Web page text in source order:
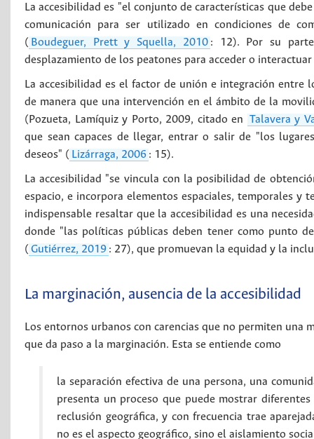
La accesibilidad es "el conjunto de características que
comunicación para ser utilizado en condiciones de
( Boudeguer, Prett y Squella, 2010 : 12). Por su
desplazamiento de los peatones para acceder o
La accesibilidad es el factor de unión e integración
de manera que una intervención en el ámbito de la
(Pozueta, Lamíquiz y Porto, 2009, citado en Talavera y
que sean capaces de llegar, entrar o salir de "los
deseos" ( Lizárraga, 2006 : 15).
La accesibilidad "se vincula con la posibilidad de
espacio, e incorpora elementos espaciales, temporales y
indispensable resaltar que la accesibilidad es una
donde "las políticas públicas deben tener como punto
( Gutiérrez, 2019 : 27), que promuevan la equidad y la
La marginación, ausencia de la accesibilidad
Los entornos urbanos con carencias que no permiten una
que da paso a la marginación. Esta se entiende como
la separación efectiva de una persona, una
presenta un proceso que puede mostrar
reclusión geográfica, y con frecuencia trae
no es el aspecto geográfico, sino el aislamiento